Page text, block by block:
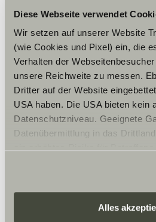
Diese Webseite verwendet
Wir setzen auf unserer Website
(wie Cookies und Pixel) ein, die
Verhalten der
unsere Reichweite zu messen.
Dritter auf der Website
USA haben. Die USA bieten kein
Datenschutzniveau. Geeignete
Datenübermittlung in das
zustehen. Eingesetzte
eigene Zwecke verarbeiten und
zusammenführen. Weitere
Datenschutzerklärung
Alles
Vennligst
Innstillinger for